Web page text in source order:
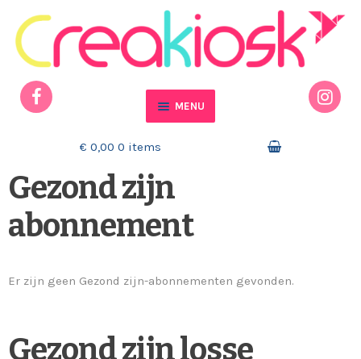
Ga door naar navigatie
Ga naar de inhoud
€ 0,00 0 items
MENU
Actueel
Mijn account
Gezond zijn
abonnement
Er zijn geen Gezond zijn-abonnementen gevonden.
Gezond zijn losse